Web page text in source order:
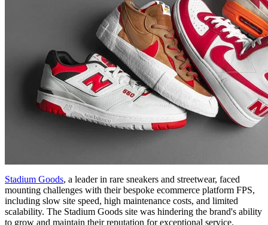
Stadium Goods, a leader in rare sneakers and streetwear, faced
mounting challenges with their bespoke ecommerce platform FPS,
including slow site speed, high maintenance costs, and limited
scalability. The Stadium Goods site was hindering the brand's ability
to grow and maintain their reputation for exceptional service.